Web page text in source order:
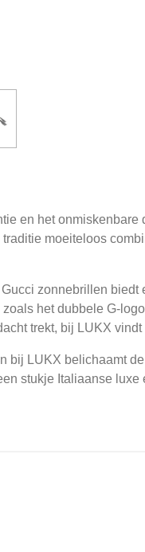
en het
moeiteloos
zonnebrillen
het dubbele G-
trekt, bij LUKX
bij LUKX belichaamt
stukje Italiaanse